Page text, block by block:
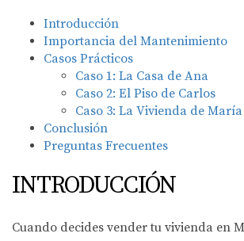
Introducción
Importancia del Mantenimiento
Casos Prácticos
Caso 1: La Casa de Ana
Caso 2: El Piso de Carlos
Caso 3: La Vivienda de María
Conclusión
Preguntas Frecuentes
INTRODUCCIÓN
Cuando decides vender tu vivienda en